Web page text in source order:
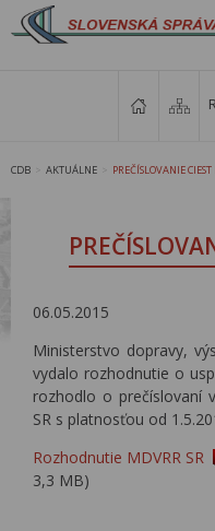
CDB AKTUÁLNE PREČÍSLOVANIE
06.05.2015
Ministerstvo dopravy,
vydalo rozhodnutie o
rozhodlo o prečíslovaní
SR s platnosťou od
Rozhodnutie MDVRR SR
3,3 MB)